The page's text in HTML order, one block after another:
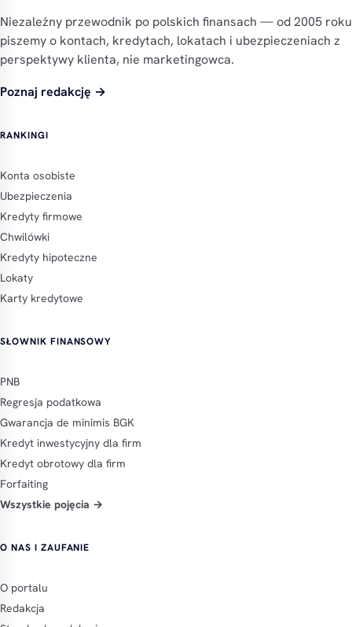
Niezależny przewodnik po polskich finansach — od 2005 roku
piszemy o kontach, kredytach, lokatach i ubezpieczeniach z
perspektywy klienta, nie marketingowca.
Poznaj redakcję →
RANKINGI
Konta osobiste
Ubezpieczenia
Kredyty firmowe
Chwilówki
Kredyty hipoteczne
Lokaty
Karty kredytowe
SŁOWNIK FINANSOWY
PNB
Regresja podatkowa
Gwarancja de minimis BGK
Kredyt inwestycyjny dla firm
Kredyt obrotowy dla firm
Forfaiting
Wszystkie pojęcia →
O NAS I ZAUFANIE
O portalu
Redakcja